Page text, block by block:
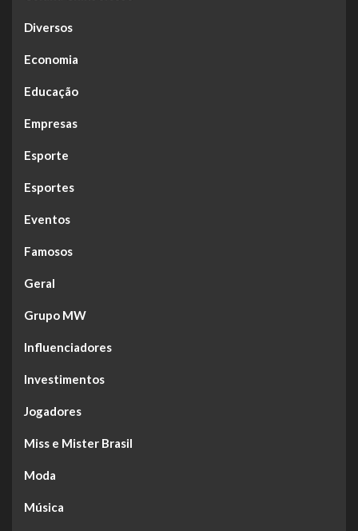
Diversos
Economia
Educação
Empresas
Esporte
Esportes
Eventos
Famosos
Geral
Grupo MW
Influenciadores
Investimentos
Jogadores
Miss e Mister Brasil
Moda
Música